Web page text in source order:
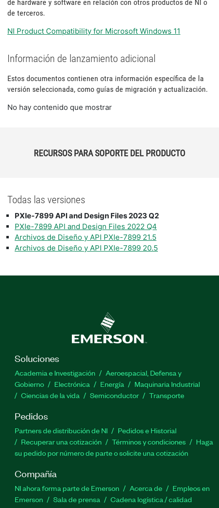
de hardware y software en relación con otros productos de NI o
de terceros.
NI Product Compatibility for Microsoft Windows 11
Información de lanzamiento adicional
Estos documentos contienen otra información específica de la
versión seleccionada, como guías de migración y actualización.
No hay contenido que mostrar
RECURSOS PARA SOPORTE DEL PRODUCTO
Todas las versiones
PXIe-7899 API and Design Files 2023 Q2
PXIe-7899 API and Design Files 2022 Q4
Archivos de Diseño y API PXIe-7899 21.5
Archivos de Diseño y API PXIe-7899 20.5
Soluciones
Academia e Investigación
Aeroespacial, Defensa y
Gobierno
Electrónica Energía
Maquinaria Industrial
Ciencias de la vida
Semiconductor Transporte
Pedidos
Partners de distribución de NI
Pedidos e Historial
Recuperar una cotización
Términos y condiciones
Haga
su pedido por número de parte o solicite una cotización
Compañía
NI ahora forma parte de Emerson Acerca de
Empleos en
Emerson
Sala de prensa
Cadena logística / calidad